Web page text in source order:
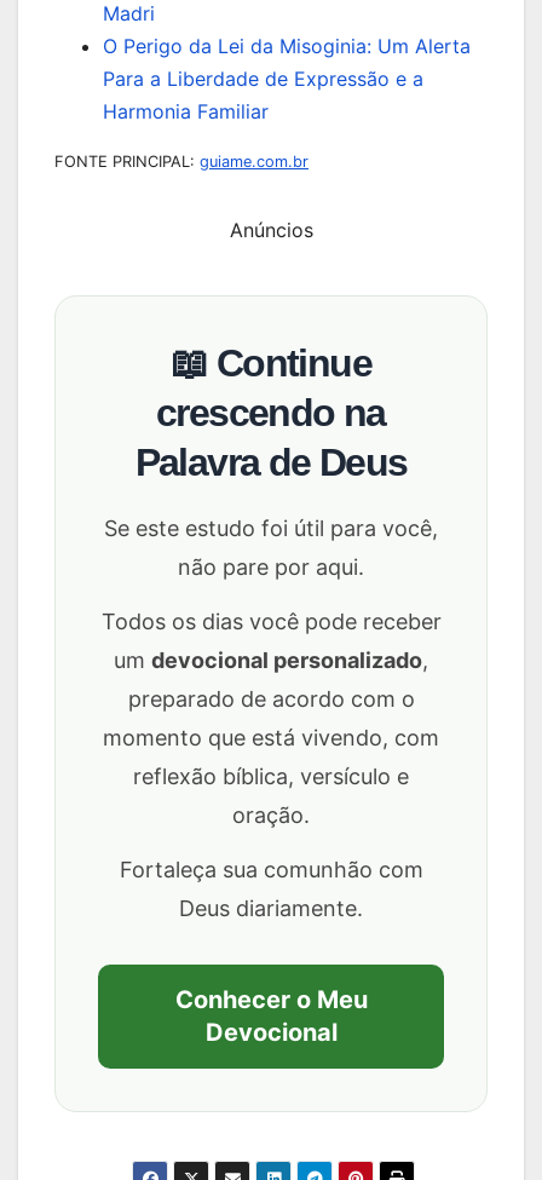
Madri
O Perigo da Lei da Misoginia: Um Alerta
Para a Liberdade de Expressão e a
Harmonia Familiar
FONTE PRINCIPAL: guiame.com.br
Anúncios
📖 Continue
crescendo na
Palavra de Deus
Se este estudo foi útil para você,
não pare por aqui.
Todos os dias você pode receber
um devocional personalizado,
preparado de acordo com o
momento que está vivendo, com
reflexão bíblica, versículo e
oração.
Fortaleça sua comunhão com
Deus diariamente.
Conhecer o Meu
Devocional